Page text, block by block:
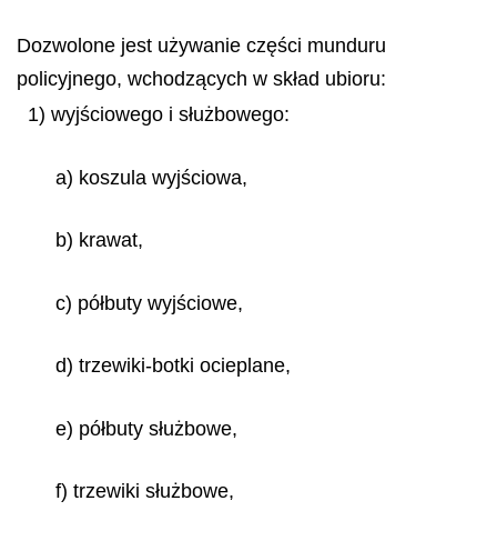
Dozwolone jest używanie części munduru
policyjnego, wchodzących w skład ubioru:
1) wyjściowego i służbowego:
a) koszula wyjściowa,
b) krawat,
c) półbuty wyjściowe,
d) trzewiki-botki ocieplane,
e) półbuty służbowe,
f) trzewiki służbowe,